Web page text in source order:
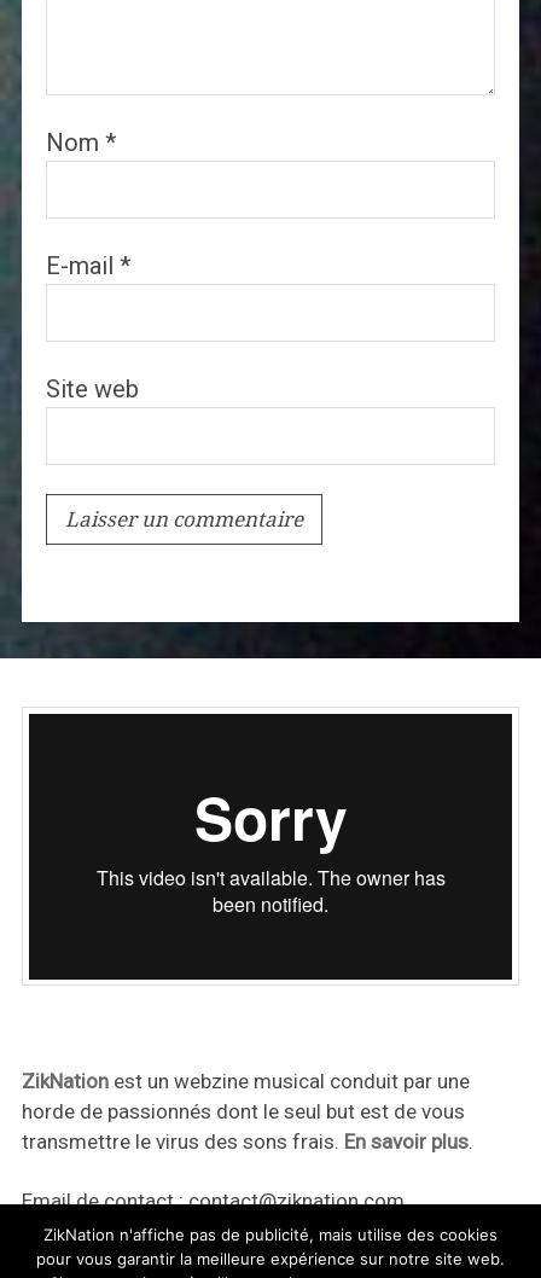
Nom *
E-mail *
Site web
ZikNationest un webzine musical conduit par une
horde de passionnés dont le seul but est de vous
transmettre le virus des sons frais. En savoir plus.
Email de contact :contact@ziknation.com
ZikNation n'affiche pas de publicité, mais utilise des cookies
pour vous garantir la meilleure expérience sur notre site web.